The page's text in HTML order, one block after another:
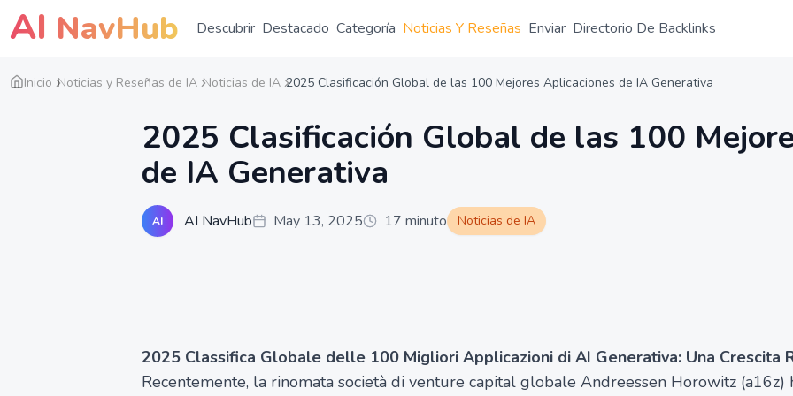
AI NavHub Descubrir Destacado Categoría Noticias Y Reseñas Enviar Directorio De Backlinks
Inicio Noticias y Reseñas de IA Noticias de IA 2025 Clasificación Global de las 100 Mejores Aplicaciones de IA Generativa
2025 Clasificación Global de las 100
de IA Generativa
AI AI NavHub May 13, 2025 17 minuto Noticias de IA
2025 Classifica Globale delle 100 Migliori Applicazioni di AI Generativa: Una Crescita
Recentemente, la rinomata società di venture capital globale Andreessen Horowitz